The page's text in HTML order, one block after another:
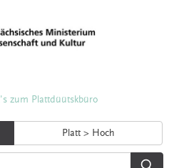
zum Plattdüütskbüro
Platt > Hoch